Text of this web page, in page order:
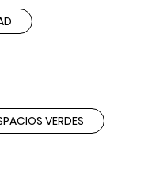
VERDES